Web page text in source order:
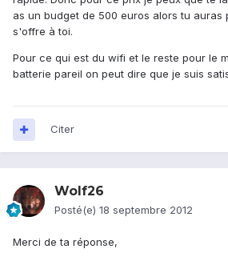
as un budget de 500 euros alors tu auras
s'offre à toi.
Pour ce qui est du wifi et le reste pour le
batterie pareil on peut dire que je suis
Citer
Wolf26
Posté(e) 18 septembre 2012
Merci de ta réponse,